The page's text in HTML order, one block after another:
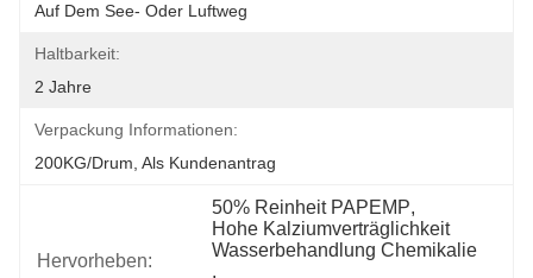
Auf Dem See- Oder Luftweg
Haltbarkeit:
2 Jahre
Verpackung Informationen:
200KG/Drum, Als Kundenantrag
Hervorheben:
50% Reinheit PAPEMP,
Hohe Kalziumverträglichkeit
Wasserbehandlung Chemikalie
,